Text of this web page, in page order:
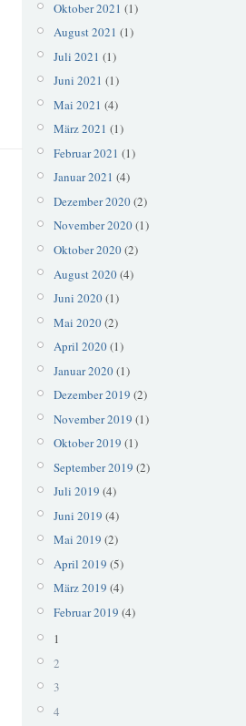
Oktober 2021 (1)
August 2021 (1)
Juli 2021 (1)
Juni 2021 (1)
Mai 2021 (4)
März 2021 (1)
Februar 2021 (1)
Januar 2021 (4)
Dezember 2020(2)
November 2020(1)
Oktober 2020(2)
August 2020(4)
Juni 2020(1)
Mai 2020(2)
April 2020(1)
Januar 2020(1)
Dezember 2019 (2)
November 2019 (1)
Oktober 2019 (1)
September 2019 (2)
Juli 2019 (4)
Juni 2019 (4)
Mai 2019 (2)
April 2019 (5)
März 2019 (4)
Februar 2019 (4)
1
2
3
4